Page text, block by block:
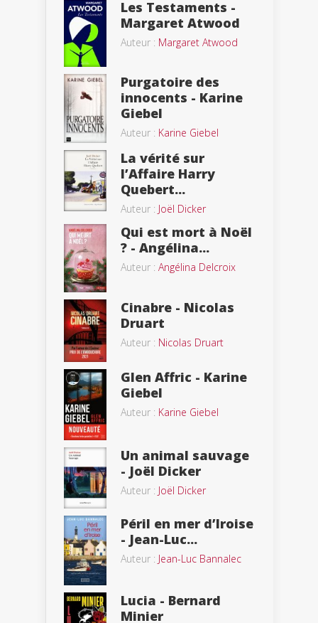
Les Testaments -
Margaret Atwood
Auteur : Margaret Atwood
Purgatoire des
innocents - Karine
Giebel
Auteur : Karine Giebel
La vérité sur
l’Affaire Harry
Quebert...
Auteur : Joël Dicker
Qui est mort à Noël
? - Angélina...
Auteur : Angélina Delcroix
Cinabre - Nicolas
Druart
Auteur : Nicolas Druart
Glen Affric - Karine
Giebel
Auteur : Karine Giebel
Un animal sauvage
- Joël Dicker
Auteur : Joël Dicker
Péril en mer d’Iroise
- Jean-Luc...
Auteur : Jean-Luc Bannalec
Lucia - Bernard
Minier